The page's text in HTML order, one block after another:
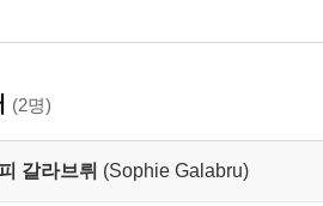
(2명)
갈라브뤼 (Sophie Galabru)